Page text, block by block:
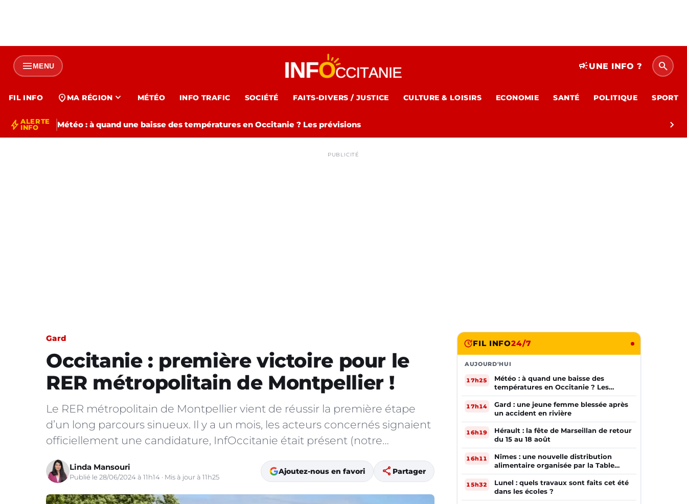
menuMENU campaignUNE INFO ? search
FIL INFO location_on MA RÉGION expand_more MÉTÉO INFO TRAFIC SOCIÉTÉ FAITS-DIVERS / JUSTICE CULTURE & LOISIRS ECONOMIE SANTÉ POLITIQUE SPORT
bolt ALERTE
INFO
Météo : à quand une baisse des températures en Occitanie ? Les prévisions chevron_right
PUBLICITÉ
Gard
Occitanie : première victoire pour le
RER métropolitain de Montpellier !
Le RER métropolitain de Montpellier vient de réussir la première étape
d’un long parcours sinueux. Il y a un mois, les acteurs concernés signaient
officiellement une candidature, InfOccitanie était présent (notre…
Linda Mansouri
Publié le 28/06/2024 à 11h14 · Mis à jour à 11h25
Ajoutez-nous en favori share Partager
FIL INFO24/7
AUJOURD'HUI
17h25
Météo : à quand une baisse des
températures en Occitanie ? Les
prévisions
17h14
Gard : une jeune femme blessée après
un accident en rivière
16h19
Hérault : la fête de Marseillan de retour
du 15 au 18 août
16h11
Nîmes : une nouvelle distribution
alimentaire organisée par la Table
Ouverte
15h32
Lunel : quels travaux sont faits cet été
dans les écoles ?